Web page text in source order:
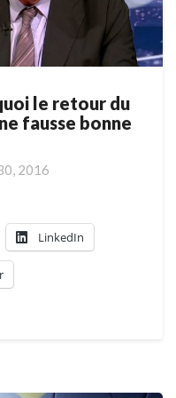
le retour du
fausse bonne
2016
LinkedIn